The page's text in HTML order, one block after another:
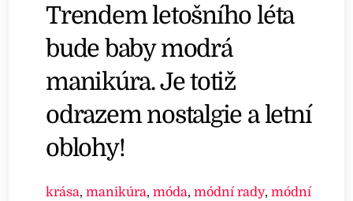
Trendem letošního léta
bude baby modrá
manikúra. Je totiž
odrazem nostalgie a letní
oblohy!
krása,manikúra,móda,módní rady,módní